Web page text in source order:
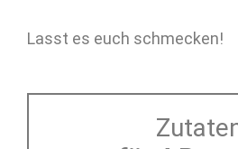
Lasst es euch schmecken!